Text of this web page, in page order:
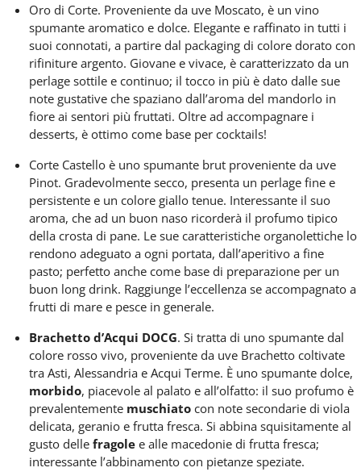
Oro di Corte. Proveniente da uve Moscato, è un vino
spumante aromatico e dolce. Elegante e raffinato in tutti i
suoi connotati, a partire dal packaging di colore dorato con
rifiniture argento. Giovane e vivace, è caratterizzato da un
perlage sottile e continuo; il tocco in più è dato dalle sue
note gustative che spaziano dall’aroma del mandorlo in
fiore ai sentori più fruttati. Oltre ad accompagnare i
desserts, è ottimo come base per cocktails!
Corte Castello è uno spumante brut proveniente da uve
Pinot. Gradevolmente secco, presenta un perlage fine e
persistente e un colore giallo tenue. Interessante il suo
aroma, che ad un buon naso ricorderà il profumo tipico
della crosta di pane. Le sue caratteristiche organolettiche lo
rendono adeguato a ogni portata, dall’aperitivo a fine
pasto; perfetto anche come base di preparazione per un
buon long drink. Raggiunge l’eccellenza se accompagnato a
frutti di mare e pesce in generale.
Brachetto d’Acqui DOCG. Si tratta di uno spumante dal
colore rosso vivo, proveniente da uve Brachetto coltivate
tra Asti, Alessandria e Acqui Terme. È uno spumante dolce,
morbido, piacevole al palato e all’olfatto: il suo profumo è
prevalentemente muschiato con note secondarie di viola
delicata, geranio e frutta fresca. Si abbina squisitamente al
gusto delle fragole e alle macedonie di frutta fresca;
interessante l’abbinamento con pietanze speziate.